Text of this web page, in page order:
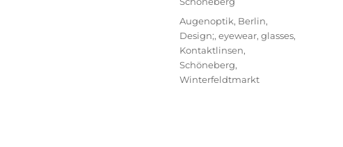
Schlagwörter
Augenoptik, Berlin,
Design;, eyewear, glasses,
Kontaktlinsen,
Schöneberg,
Winterfeldtmarkt